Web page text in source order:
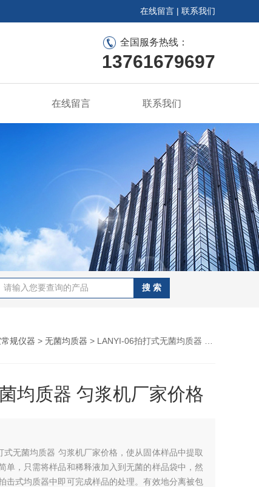
在线留言 | 联系我们
全国服务热线：
13761679697
在线留言 联系我们
规仪器 > 无菌均质器 > LANYI-06拍打式无菌均质器 匀浆机厂家价格
均质器 匀浆机厂家价格
式无菌均质器 匀浆机厂家价格，使从固体样品中提取
单，只需将样品和稀释液加入到无菌的样品袋中，然
击式均质器中即可完成样品的处理。有效地分离被包